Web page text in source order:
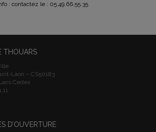
: contactez le : 05.49.66.55.35
THOUARS
Laon – CS50183
Cedex
D’OUVERTURE